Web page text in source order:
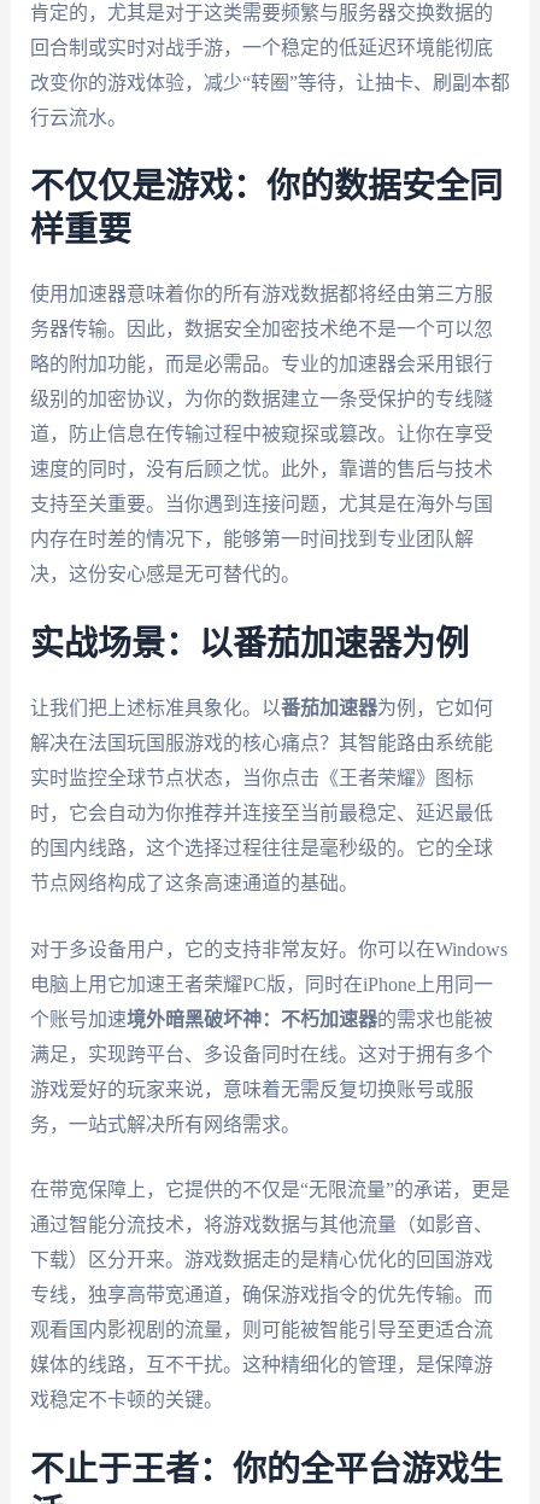
肯定的，尤其是对于这类需要频繁与服务器交换数据的
回合制或实时对战手游，一个稳定的低延迟环境能彻底
改变你的游戏体验，减少“转圈”等待，让抽卡、刷副本都
行云流水。
不仅仅是游戏：你的数据安全同
样重要
使用加速器意味着你的所有游戏数据都将经由第三方服
务器传输。因此，数据安全加密技术绝不是一个可以忽
略的附加功能，而是必需品。专业的加速器会采用银行
级别的加密协议，为你的数据建立一条受保护的专线隧
道，防止信息在传输过程中被窥探或篡改。让你在享受
速度的同时，没有后顾之忧。此外，靠谱的售后与技术
支持至关重要。当你遇到连接问题，尤其是在海外与国
内存在时差的情况下，能够第一时间找到专业团队解
决，这份安心感是无可替代的。
实战场景：以番茄加速器为例
让我们把上述标准具象化。以番茄加速器为例，它如何
解决在法国玩国服游戏的核心痛点？其智能路由系统能
实时监控全球节点状态，当你点击《王者荣耀》图标
时，它会自动为你推荐并连接至当前最稳定、延迟最低
的国内线路，这个选择过程往往是毫秒级的。它的全球
节点网络构成了这条高速通道的基础。
对于多设备用户，它的支持非常友好。你可以在Windows
电脑上用它加速王者荣耀PC版，同时在iPhone上用同一
个账号加速境外暗黑破坏神：不朽加速器的需求也能被
满足，实现跨平台、多设备同时在线。这对于拥有多个
游戏爱好的玩家来说，意味着无需反复切换账号或服
务，一站式解决所有网络需求。
在带宽保障上，它提供的不仅是“无限流量”的承诺，更是
通过智能分流技术，将游戏数据与其他流量（如影音、
下载）区分开来。游戏数据走的是精心优化的回国游戏
专线，独享高带宽通道，确保游戏指令的优先传输。而
观看国内影视剧的流量，则可能被智能引导至更适合流
媒体的线路，互不干扰。这种精细化的管理，是保障游
戏稳定不卡顿的关键。
不止于王者：你的全平台游戏生